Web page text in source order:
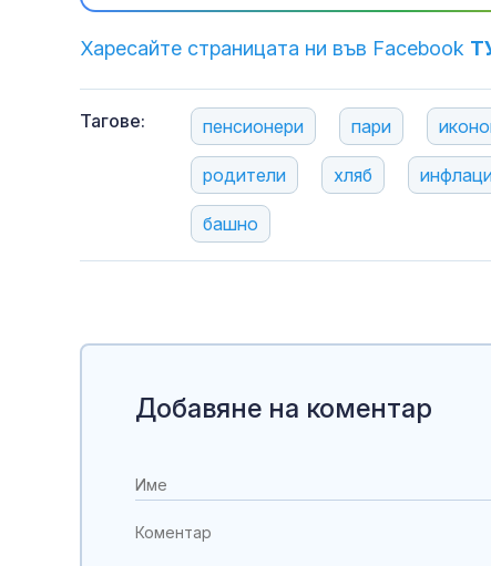
Харесайте страницата ни във Facebook
Тагове: пенсионери пари
родители хляб
башно
Добавяне на коментар